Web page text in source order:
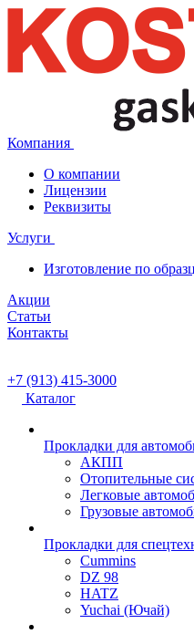
Компания
О компании
Лицензии
Реквизиты
Услуги
Изготовление по
Акции
Статьи
Контакты
+7 (913) 415-3000
Каталог
Прокладки для
АКПП
Отопительные
Легковые
Грузовые
Прокладки для
Cummins
DZ 98
HATZ
Yuchai (Ючай)